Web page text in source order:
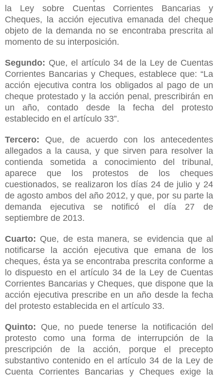
la Ley sobre Cuentas Corrientes Bancarias y
Cheques, la acción ejecutiva emanada del cheque
objeto de la demanda no se encontraba prescrita al
momento de su interposición.
Segundo: Que, el artículo 34 de la Ley de Cuentas
Corrientes Bancarias y Cheques, establece que: “La
acción ejecutiva contra los obligados al pago de un
cheque protestado y la acción penal, prescribirán en
un año, contado desde la fecha del protesto
establecido en el artículo 33”.
Tercero: Que, de acuerdo con los antecedentes
allegados a la causa, y que sirven para resolver la
contienda sometida a conocimiento del tribunal,
aparece que los protestos de los cheques
cuestionados, se realizaron los días 24 de julio y 24
de agosto ambos del año 2012, y que, por su parte la
demanda ejecutiva se notificó el día 27 de
septiembre de 2013.
Cuarto: Que, de esta manera, se evidencia que al
notificarse la acción ejecutiva que emana de los
cheques, ésta ya se encontraba prescrita conforme a
lo dispuesto en el artículo 34 de la Ley de Cuentas
Corrientes Bancarias y Cheques, que dispone que la
acción ejecutiva prescribe en un año desde la fecha
del protesto establecida en el artículo 33.
Quinto: Que, no puede tenerse la notificación del
protesto como una forma de interrupción de la
prescripción de la acción, porque el precepto
substantivo contenido en el artículo 34 de la Ley de
Cuenta Corrientes Bancarias y Cheques exige la